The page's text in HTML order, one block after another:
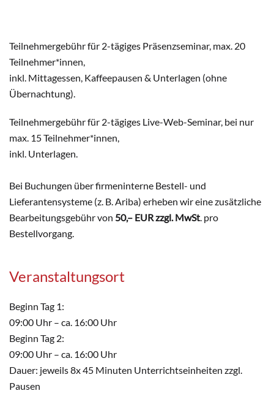
Teilnehmergebühr für 2-tägiges Präsenzseminar, max. 20
Teilnehmer*innen,
inkl. Mittagessen, Kaffeepausen & Unterlagen (ohne
Übernachtung).
Teilnehmergebühr für 2-tägiges Live-Web-Seminar, bei nur
max. 15 Teilnehmer*innen,
inkl. Unterlagen.
Bei Buchungen über firmeninterne Bestell- und
Lieferantensysteme (z. B. Ariba) erheben wir eine zusätzliche
Bearbeitungsgebühr von 50,– EUR zzgl. MwSt. pro
Bestellvorgang.
Veranstaltungsort
Beginn Tag 1:
09:00 Uhr – ca. 16:00 Uhr
Beginn Tag 2:
09:00 Uhr – ca. 16:00 Uhr
Dauer: jeweils 8x 45 Minuten Unterrichtseinheiten zzgl.
Pausen